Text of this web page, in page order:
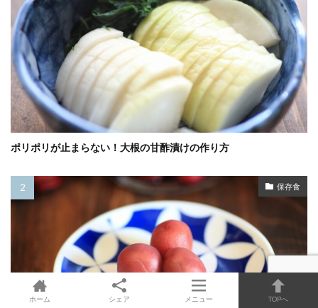
ポリポリが止まらない！大根の甘酢漬けの作り方
保存食
ホーム シェア メニュー TOPへ